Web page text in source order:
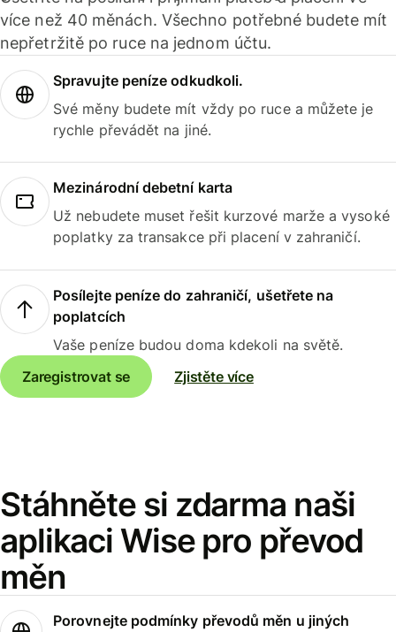
více než 40 měnách. Všechno potřebné budete mít
nepřetržitě po ruce na jednom účtu.
Spravujte peníze odkudkoli.
Své měny budete mít vždy po ruce a můžete je
rychle převádět na jiné.
Mezinárodní debetní karta
Už nebudete muset řešit kurzové marže a vysoké
poplatky za transakce při placení v zahraničí.
Posílejte peníze do zahraničí, ušetřete na
poplatcích
Vaše peníze budou doma kdekoli na světě.
Zaregistrovat se
Zjistěte více
Stáhněte si zdarma naši
aplikaci Wise pro převod
měn
Porovnejte podmínky převodů měn u jiných